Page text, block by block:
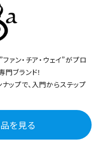
ァン・チア・ウェイ”がプロ
ブランド！
ップで、入門からステップ
を見る